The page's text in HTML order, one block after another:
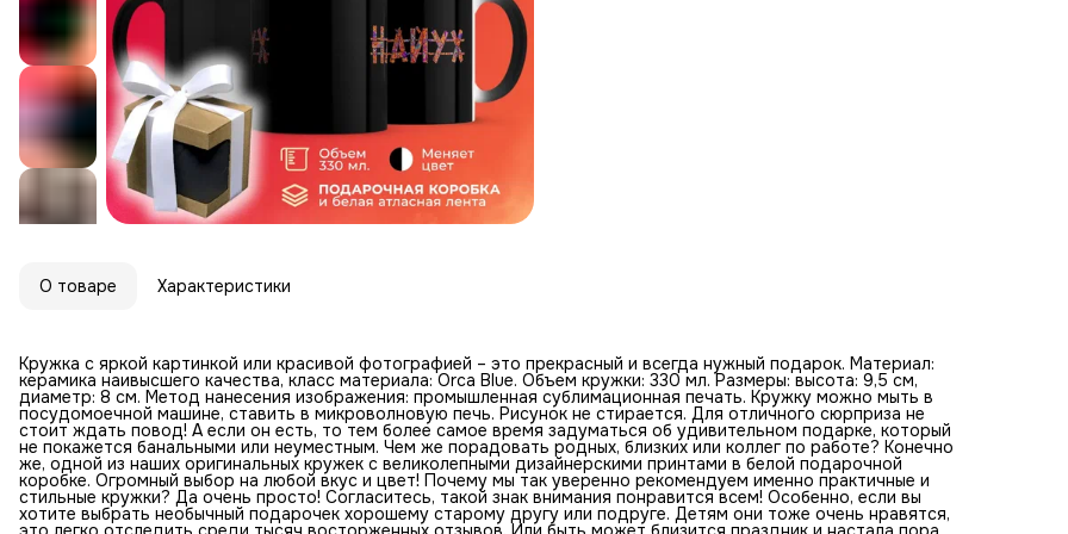
О товаре Характеристики
Кружка с яркой картинкой или красивой фотографией – это прекрасный и всегда нужный подарок. Материал:
керамика наивысшего качества, класс материала: Orca Blue. Объем кружки: 330 мл. Размеры: высота: 9,5 см,
диаметр: 8 см. Метод нанесения изображения: промышленная сублимационная печать. Кружку можно мыть в
посудомоечной машине, ставить в микроволновую печь. Рисунок не стирается. Для отличного сюрприза не
стоит ждать повод! А если он есть, то тем более самое время задуматься об удивительном подарке, который
не покажется банальными или неуместным. Чем же порадовать родных, близких или коллег по работе? Конечно
же, одной из наших оригинальных кружек с великолепными дизайнерскими принтами в белой подарочной
коробке. Огромный выбор на любой вкус и цвет! Почему мы так уверенно рекомендуем именно практичные и
стильные кружки? Да очень просто! Согласитесь, такой знак внимания понравится всем! Особенно, если вы
хотите выбрать необычный подарочек хорошему старому другу или подруге. Детям они тоже очень нравятся,